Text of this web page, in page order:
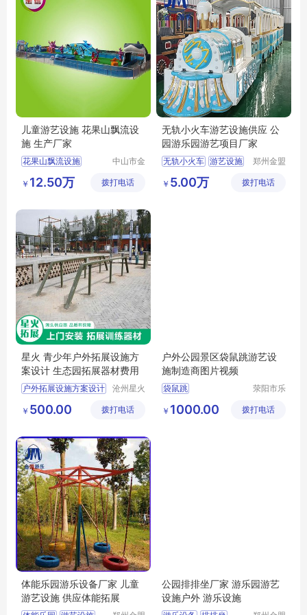
儿童游艺设施 花果山飘流设
施 生产厂家
花果山飘流设施
中山市金
备有限公
￥ 12.50万 拨打电话
无轨小火车游艺设施供应 公
园游乐园游艺项目厂家
无轨小火车 游艺设施
郑州金盟
有限公司
￥ 5.00万 拨打电话
星火 青少年户外拓展设施方
案设计 生态园拓展器材费用
户外拓展设施方案设计
团建娱乐项目
小区健身器械
沧州星火
有限公司
￥ 500.00 拨打电话
户外公园景区袋鼠跳游艺设
施制造商图片视频
袋鼠跳
袋鼠跳制造商
荥阳市乐
备厂
￥ 1000.00 拨打电话
体能乐园游乐设备厂家 儿童
游艺设施 供应体能拓展
公园排排坐厂家 游乐园游艺
设施户外 游乐设施